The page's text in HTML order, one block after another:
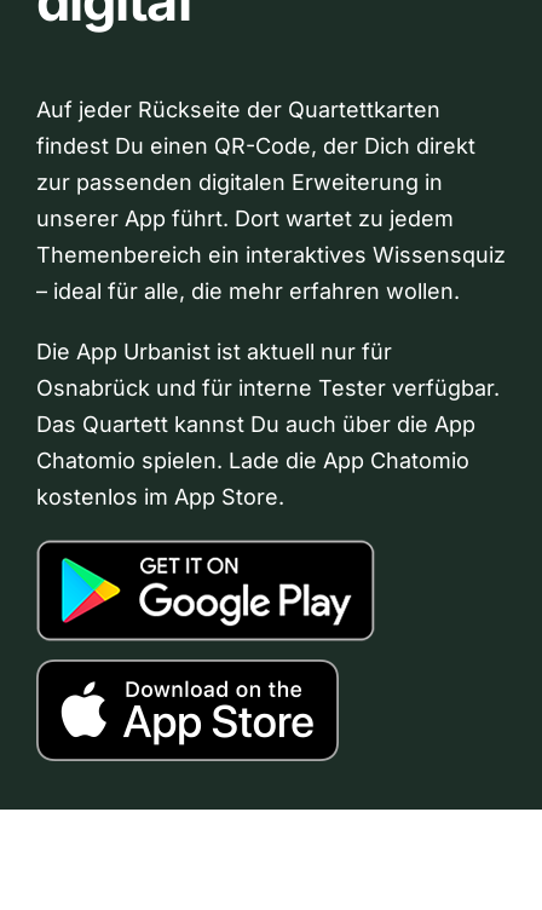
Auf jeder Rückseite der Quartettkarten
findest Du einen QR-Code, der Dich direkt
zur passenden digitalen Erweiterung in
unserer App führt. Dort wartet zu jedem
Themenbereich ein interaktives Wissensquiz
– ideal für alle, die mehr erfahren wollen.
Die App Urbanist ist aktuell nur für
Osnabrück und für interne Tester verfügbar.
Das Quartett kannst Du auch über die App
Chatomio spielen. Lade die App Chatomio
kostenlos im App Store.